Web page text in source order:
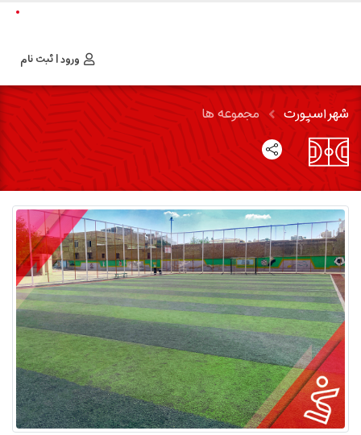
ورود | ثبت نام
شهر اسپورت مجموعه ها